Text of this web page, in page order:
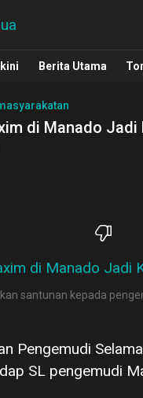
Utara,
Berita Utama
di Manado Jadi
santunan kepada
Pengemudi
SL pengemudi